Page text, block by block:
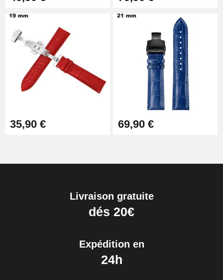
35,90 € 69,90 €
Livraison gratuite
dés 20€
Expédition en
24h